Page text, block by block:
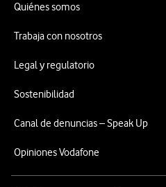
Quiénes somos
Trabaja con nosotros
Legal y regulatorio
Sostenibilidad
Canal de denuncias – Speak Up
Opiniones Vodafone